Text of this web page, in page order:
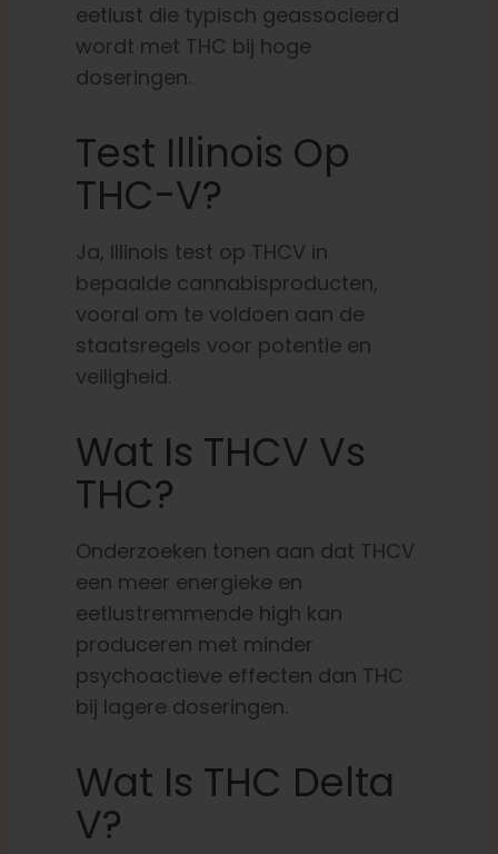
eetlust die typisch geassocieerd
wordt met THC bij hoge
doseringen.
Test Illinois Op
THC-V?
Ja, Illinois test op THCV in
bepaalde cannabisproducten,
vooral om te voldoen aan de
staatsregels voor potentie en
veiligheid.
Wat Is THCV Vs
THC?
Onderzoeken tonen aan dat THCV
een meer energieke en
eetlustremmende high kan
produceren met minder
psychoactieve effecten dan THC
bij lagere doseringen.
Wat Is THC Delta
V?